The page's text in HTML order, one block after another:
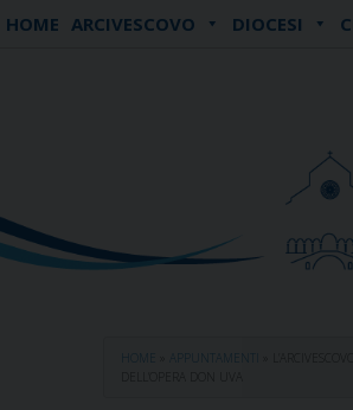
Skip
HOME ARCIVESCOVO DIOCESI
HOME APPUNTAMENTI